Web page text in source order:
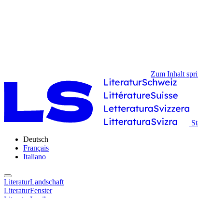
Zum Inhalt
Deutsch
Français
Italiano
LiteraturLandschaft
LiteraturFenster